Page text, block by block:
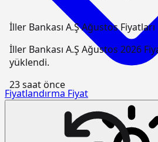
Fiyatlandırma Fiyat
İller Bankası A.Ş Ağustos Fiyatları
İller Bankası A.Ş Ağustos 2026
yüklendi.
23 saat önce